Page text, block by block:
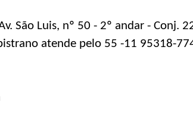
São Luis, nº 50 - 2º andar - Conj.
atende pelo 55 -11 95318-